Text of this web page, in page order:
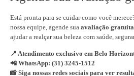
Está pronta para se cuidar como você
nossa equipe, agende sua avaliação gratuita
ajudar a realçar sua beleza com saúde,
📍 Atendimento exclusivo em Belo
📲 WhatsApp: (31) 3245-1512
📸 Siga nossas redes sociais para ver